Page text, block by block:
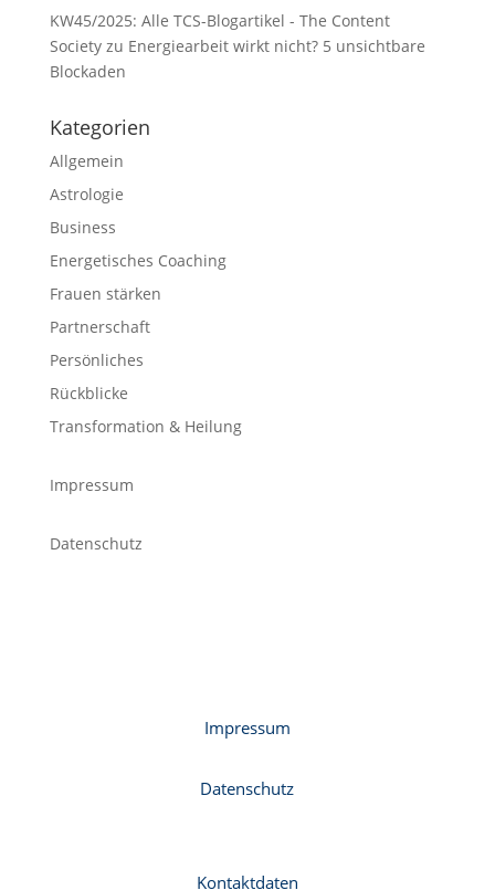
KW45/2025: Alle TCS-Blogartikel - The Content
Societyzu Energiearbeit wirkt nicht? 5 unsichtbare
Blockaden
Kategorien
Allgemein
Astrologie
Business
Energetisches Coaching
Frauen stärken
Partnerschaft
Persönliches
Rückblicke
Transformation & Heilung
Impressum
Datenschutz
Impressum
Datenschutz
Kontaktdaten